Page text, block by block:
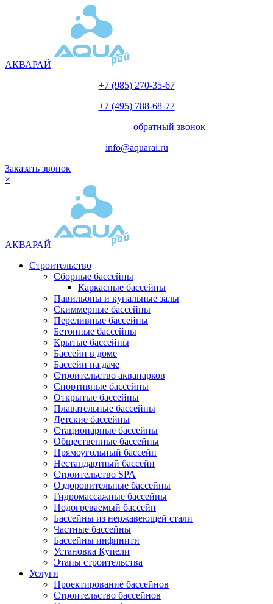
АКВАРАЙ
+7 (985) 270-35-67
+7 (495) 788-68-77
обратный звонок
info@aquarai.ru
Заказать звонок
×
АКВАРАЙ
Строительство
Сборные бассейны
Каркасные бассейны
Павильоны и купальные залы
Скиммерные бассейны
Переливные бассейны
Бетонные бассейны
Крытые бассейны
Бассейн в доме
Бассейн на даче
Строительство аквапарков
Спортивные бассейны
Открытые бассейны
Плавательные бассейны
Детские бассейны
Стационарные бассейны
Общественные бассейны
Прямоугольный бассейн
Нестандартный бассейн
Строительство SPA
Оздоровительные бассейны
Гидромассажные бассейны
Подогреваемый бассейн
Бассейны из нержавеющей стали
Частные бассейны
Бассейны инфинити
Установка Купели
Этапы строительства
Услуги
Проектирование бассейнов
Строительство бассейнов